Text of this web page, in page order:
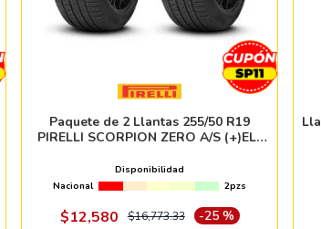
Paquete de 2 Llantas 255/50 R19
PIRELLI SCORPION ZERO A/S (+)ELT
Disponibilidad
Nacional
2pzs
$12,580 $16,773.33 -25 %